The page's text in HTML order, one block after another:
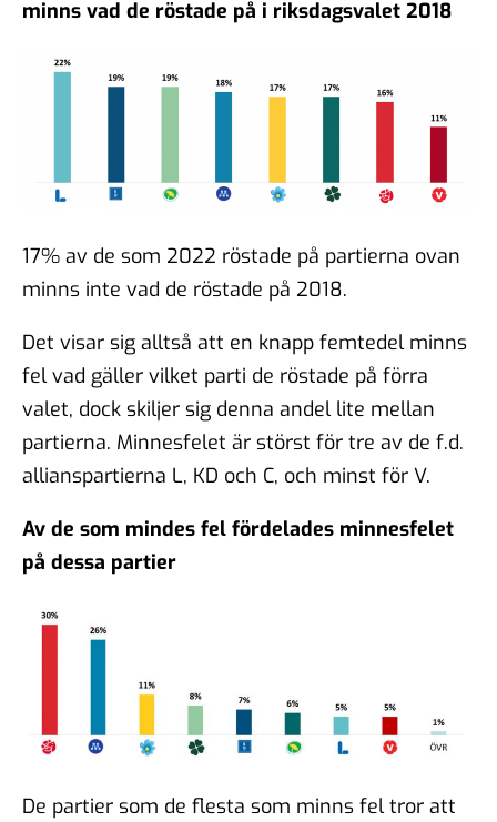
minns vad de röstade på i riksdagsvalet 2018
17% av de som 2022 röstade på partierna ovan
minns inte vad de röstade på 2018.
Det visar sig alltså att en knapp femtedel minns
fel vad gäller vilket parti de röstade på förra
valet, dock skiljer sig denna andel lite mellan
partierna. Minnesfelet är störst för tre av de f.d.
allianspartierna L, KD och C, och minst för V.
Av de som mindes fel fördelades minnesfelet
på dessa partier
De partier som de flesta som minns fel tror att